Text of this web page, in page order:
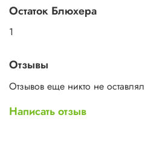
их пока не начнет мигать
затем отпустите обе
можно будет
Остаток Блюхера
1
Отзывы
Отзывов еще никто не оставлял
Написать отзыв